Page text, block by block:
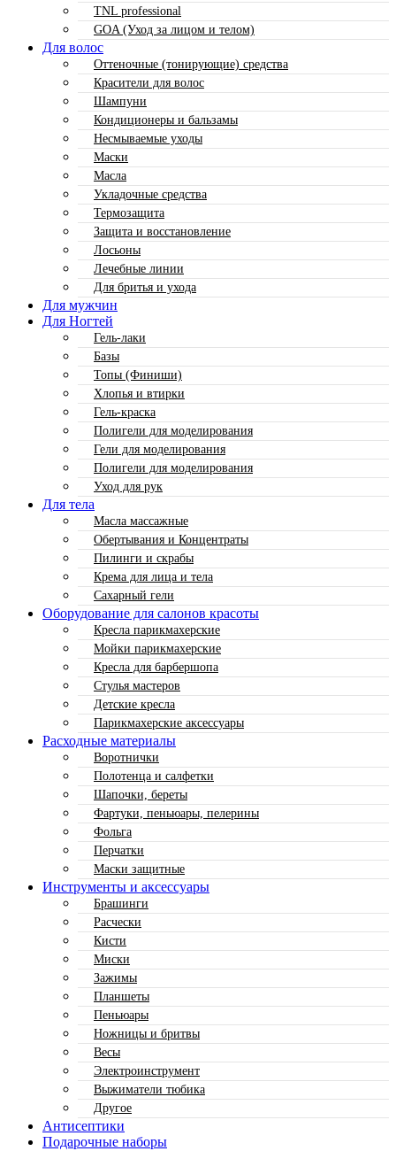
TNL professional
GOA (Уход за лицом и телом)
Для волос
Оттеночные (тонирующие) средства
Красители для волос
Шампуни
Кондиционеры и бальзамы
Несмываемые уходы
Маски
Масла
Укладочные средства
Термозащита
Защита и восстановление
Лосьоны
Лечебные линии
Для бритья и ухода
Для мужчин
Для Ногтей
Гель-лаки
Базы
Топы (Финиши)
Хлопья и втирки
Гель-краска
Полигели для моделирования
Гели для моделирования
Полигели для моделирования
Уход для рук
Для тела
Масла массажные
Обертывания и Концентраты
Пилинги и скрабы
Крема для лица и тела
Сахарный гели
Оборудование для салонов красоты
Кресла парикмахерские
Мойки парикмахерские
Кресла для барбершопа
Стулья мастеров
Детские кресла
Парикмахерские аксессуары
Расходные материалы
Воротнички
Полотенца и салфетки
Шапочки, береты
Фартуки, пеньюары, пелерины
Фольга
Перчатки
Маски защитные
Инструменты и аксессуары
Брашинги
Расчески
Кисти
Миски
Зажимы
Планшеты
Пеньюары
Ножницы и бритвы
Весы
Электроинструмент
Выжиматели тюбика
Другое
Антисептики
Подарочные наборы